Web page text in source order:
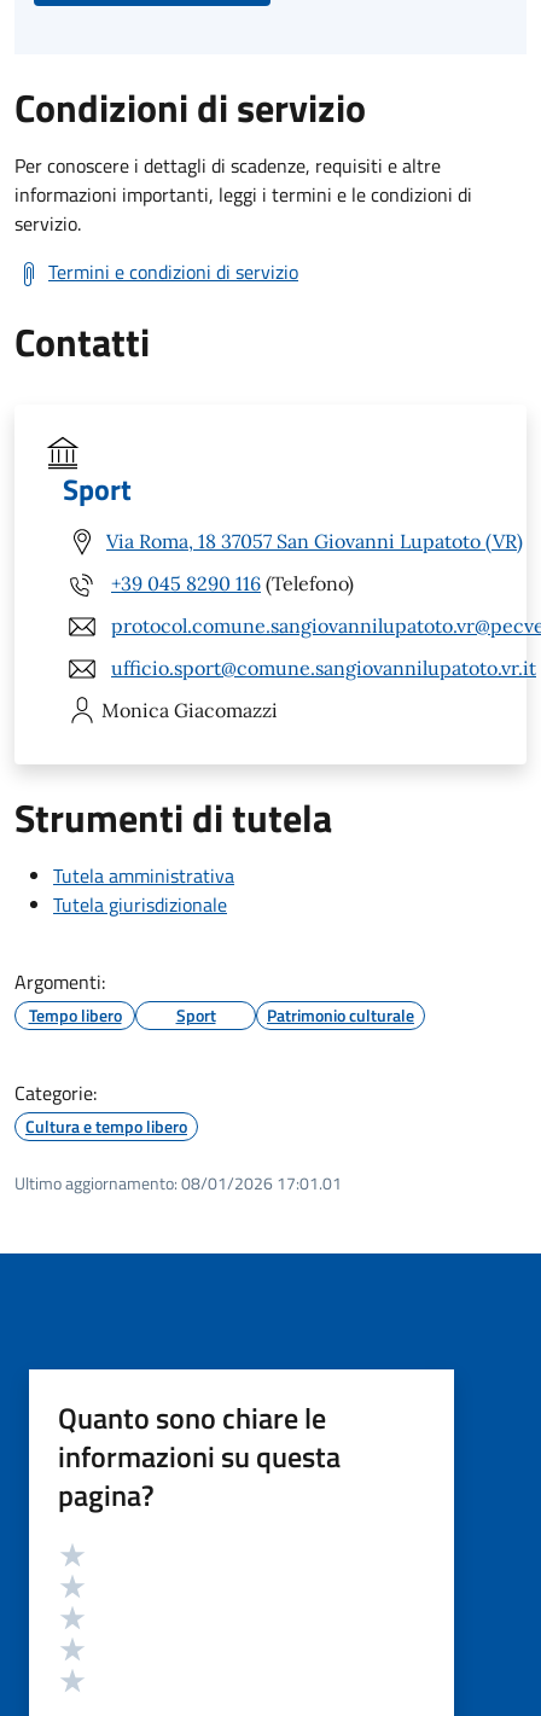
Condizioni di servizio
Per conoscere i dettagli di scadenze, requisiti e altre
informazioni importanti, leggi i termini e le condizioni di
servizio.
Termini e condizioni di servizio
Contatti
Sport
Via Roma, 18 37057 San Giovanni Lupatoto (VR)
+39 045 8290 116 (Telefono)
ufficio.sport@comune.sangiovannilupatoto.vr.it
Monica Giacomazzi
Strumenti di tutela
Tutela amministrativa
Tutela giurisdizionale
Argomenti:
Tempo libero Sport Patrimonio culturale
Categorie:
Cultura e tempo libero
Ultimo aggiornamento:08/01/2026 17:01.01
Quanto sono chiare le
informazioni su questa
pagina?
Valutazione